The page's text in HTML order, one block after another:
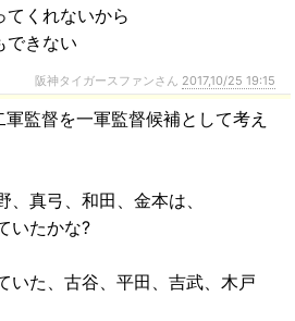
てくれないから
できない
阪神タイガースファンさん 2017,10/25 19:15
監督を一軍監督候補として考え
、真弓、和田、金本は、
いたかな?
いた、古谷、平田、吉武、木戸